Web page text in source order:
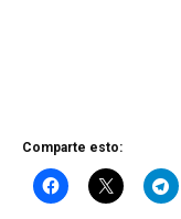
Comparte esto: